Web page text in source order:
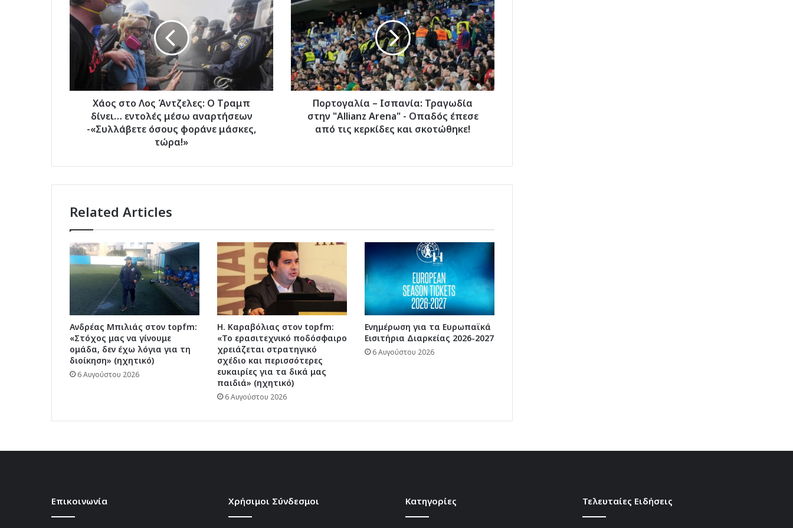
Λος
Άντζελες:
Tραμπ
δίνει…
εντολές
μέσω
αναρτήσεων
-«Συλλάβετε
Χάος στο Λος Άντζελες: O Tραμπ
δίνει… εντολές μέσω αναρτήσεων
-«Συλλάβετε όσους φοράνε μάσκες,
τώρα!»
Ισπανία:
Τραγωδία
στην
"Allianz
Arena"
-
Οπαδός
Πορτογαλία – Ισπανία: Τραγωδία
στην "Allianz Arena" - Οπαδός έπεσε
από τις κερκίδες και σκοτώθηκε!
Related Articles
Ανδρέας Μπιλιάς στον topfm:
«Στόχος μας να γίνουμε
ομάδα, δεν έχω λόγια για τη
διοίκηση» (ηχητικό)
6 Αυγούστου 2026
Η. Καραβόλιας στον topfm:
«Το ερασιτεχνικό ποδόσφαιρο
χρειάζεται στρατηγικό
σχέδιο και περισσότερες
ευκαιρίες για τα δικά μας
παιδιά» (ηχητικό)
6 Αυγούστου 2026
Ενημέρωση για τα Ευρωπαϊκά
Εισιτήρια Διαρκείας 2026-2027
6 Αυγούστου 2026
Επικοινωνία Χρήσιμοι Σύνδεσμοι Kατηγορίες Τελευταίες Ειδήσεις